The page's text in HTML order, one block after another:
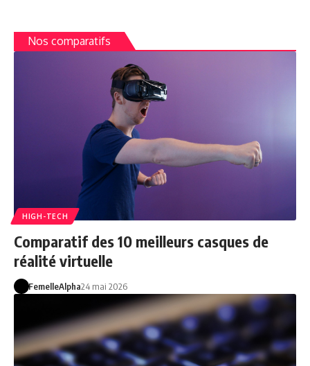
Nos comparatifs
HIGH-TECH
Comparatif des 10 meilleurs casques de
réalité virtuelle
FemelleAlpha24 mai 2026